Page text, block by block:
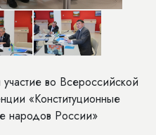
во Всероссийской
«Конституционные
народов России»